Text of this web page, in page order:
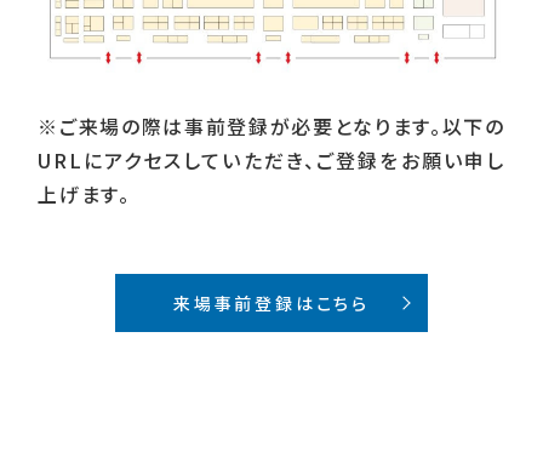
※ご来場の際は事前登録が必要となります。以下の
URLにアクセスしていただき、ご登録をお願い申し
上げます。
来場事前登録はこちら